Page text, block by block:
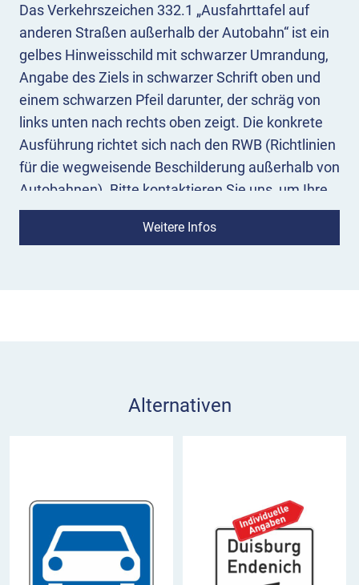
Das Verkehrszeichen 332.1 „Ausfahrttafel auf
anderen Straßen außerhalb der Autobahn“ ist ein
gelbes Hinweisschild mit schwarzer Umrandung,
Angabe des Ziels in schwarzer Schrift oben und
einem schwarzen Pfeil darunter, der schräg von
links unten nach rechts oben zeigt. Die konkrete
Ausführung richtet sich nach den RWB (Richtlinien
für die wegweisende Beschilderung außerhalb von
Autobahnen). Bitte kontaktieren Sie uns, um Ihre
individuellen Angaben zu Ausführung und Zielen
Orientierung und Entscheidung an einem
Knotenpunkt. Die gelbe Ausfahrttafel steht
oben weisende Pfeil soll die Ausfahrenden
motivieren, auf den Verzögerungs- oder
Abbiegestreifen zu wechseln.
Weitere Infos
Alternativen